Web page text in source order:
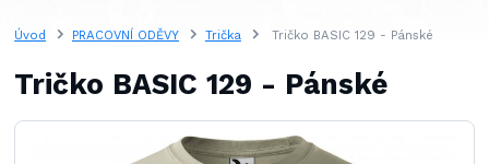
Úvod PRACOVNÍ ODĚVY Trička Tričko BASIC 129 - Pánské
Tričko BASIC 129 - Pánské